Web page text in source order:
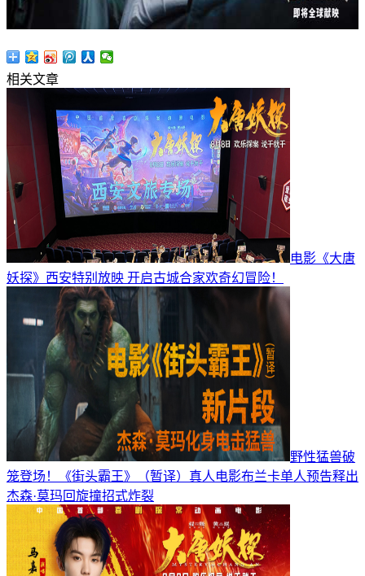
相关文章
电影《大唐
妖探》西安特别放映 开启古城合家欢奇幻冒险！
野性猛兽破
笼登场！《街头霸王》（暂译）真人电影布兰卡单人预告释出
杰森·莫玛回旋撞招式炸裂